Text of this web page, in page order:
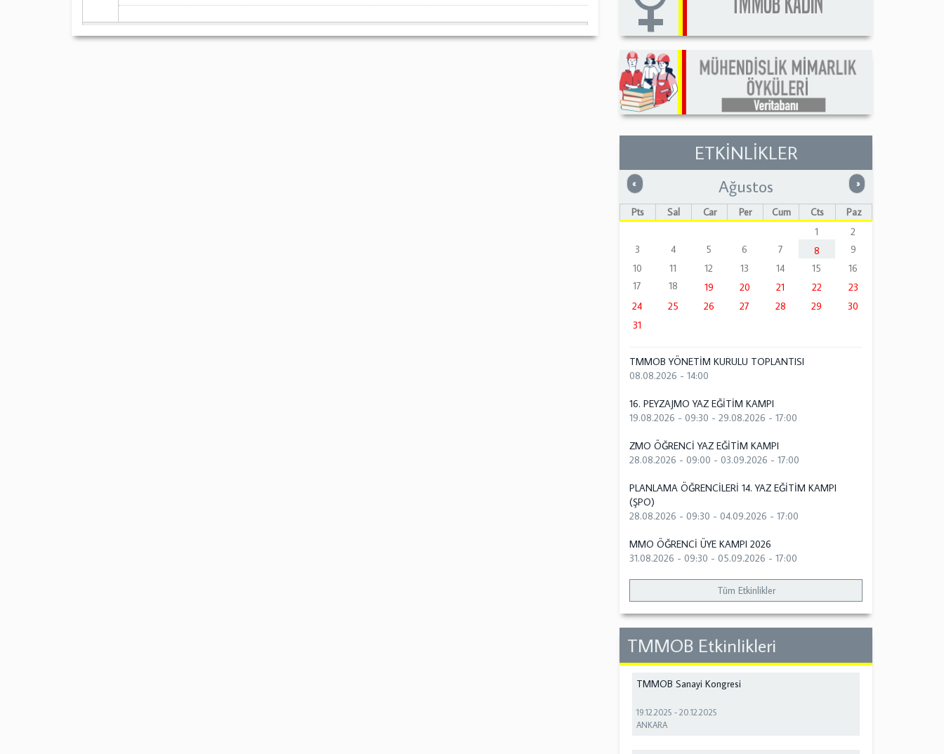
ETKİNLİKLER
« Önceki »Sonraki
Ağustos
Pts Sal Çar Per Cum Cts
Paz
1
2
3
4 5 6 7 8
9
10
11 12 13 14 15
16
17
18 19 20 21 22
23
24
25 26 27 28 29
30
31
TMMOB YÖNETİM KURULU TOPLANTISI
08.08.2026 - 14:00
16. PEYZAJMO YAZ EĞİTİM KAMPI
19.08.2026 - 09:30 -29.08.2026 - 17:00
ZMO ÖĞRENCİ YAZ EĞİTİM KAMPI
28.08.2026 - 09:00 -03.09.2026 - 17:00
PLANLAMA ÖĞRENCİLERİ 14. YAZ EĞİTİM KAMPI
(ŞPO)
28.08.2026 - 09:30 -04.09.2026 - 17:00
MMO ÖĞRENCİ ÜYE KAMPI 2026
31.08.2026 - 09:30 -05.09.2026 - 17:00
Tüm Etkinlikler
TMMOB Etkinlikleri
TMMOB Sanayi Kongresi
19.12.2025 -20.12.2025
ANKARA